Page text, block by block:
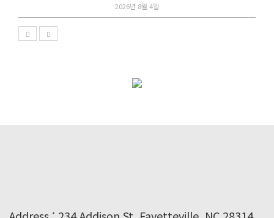
2026년 8월 4일